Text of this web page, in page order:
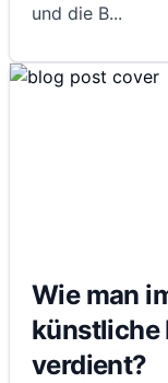
und die B...
Wie man
künstliche
verdient?